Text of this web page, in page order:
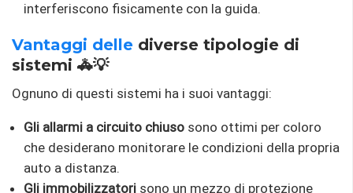
interferiscono fisicamente con la guida.
Vantaggi delle diverse tipologie di
sistemi 🚓💡
Ognuno di questi sistemi ha i suoi vantaggi:
Gli allarmi a circuito chiuso sono ottimi per coloro
che desiderano monitorare le condizioni della propria
auto a distanza.
Gli immobilizzatori sono un mezzo di protezione